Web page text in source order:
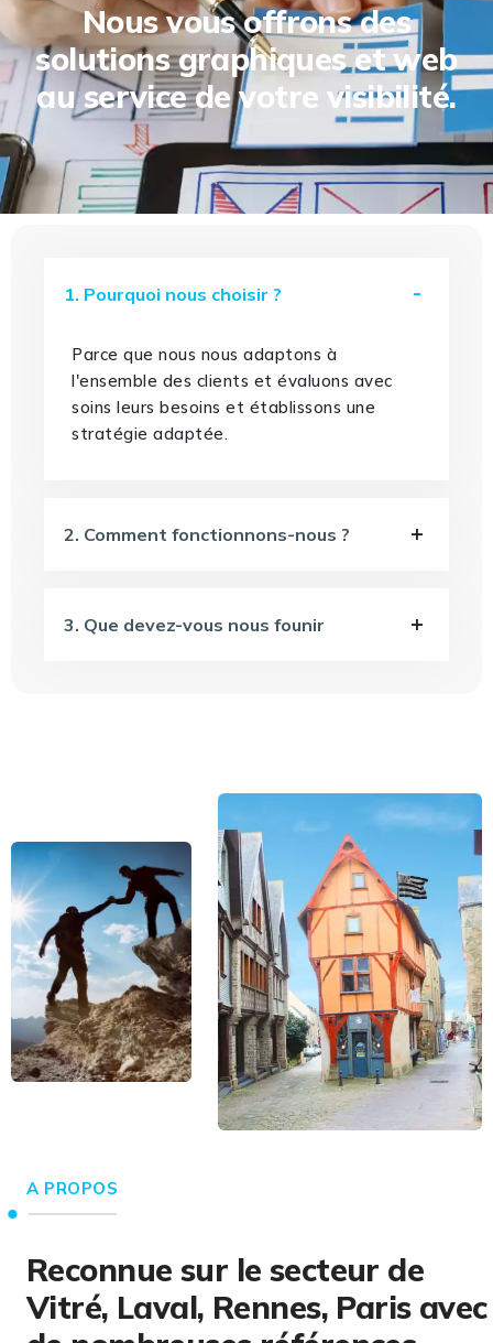
Nous vous offrons des
solutions graphiques et web
au service de votre visibilité.
1. Pourquoi nous choisir ?
Parce que nous nous adaptons à
l'ensemble des clients et évaluons avec
soins leurs besoins et établissons une
stratégie adaptée.
2. Comment fonctionnons-nous ?
3. Que devez-vous nous founir
A PROPOS
Reconnue sur le secteur de
Vitré, Laval, Rennes, Paris avec